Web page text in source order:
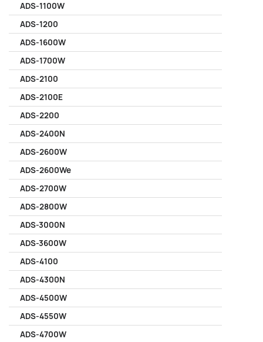
ADS-1100W
ADS-1200
ADS-1600W
ADS-1700W
ADS-2100
ADS-2100E
ADS-2200
ADS-2400N
ADS-2600W
ADS-2600We
ADS-2700W
ADS-2800W
ADS-3000N
ADS-3600W
ADS-4100
ADS-4300N
ADS-4500W
ADS-4550W
ADS-4700W